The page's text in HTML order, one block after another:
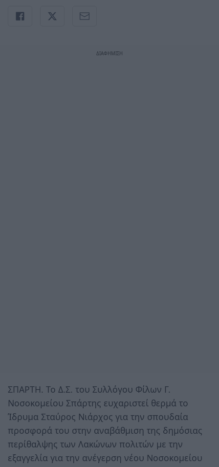
ΣΠΑΡΤΗ. Το Δ.Σ. του Συλλόγου Φίλων Γ.
Νοσοκομείου Σπάρτης ευχαριστεί θερμά το
Ίδρυμα Σταύρος Νιάρχος για την σπουδαία
προσφορά του στην αναβάθμιση της δημόσιας
περίθαλψης των Λακώνων πολιτών με την
εξαγγελία για την ανέγερση νέου Νοσοκομείου